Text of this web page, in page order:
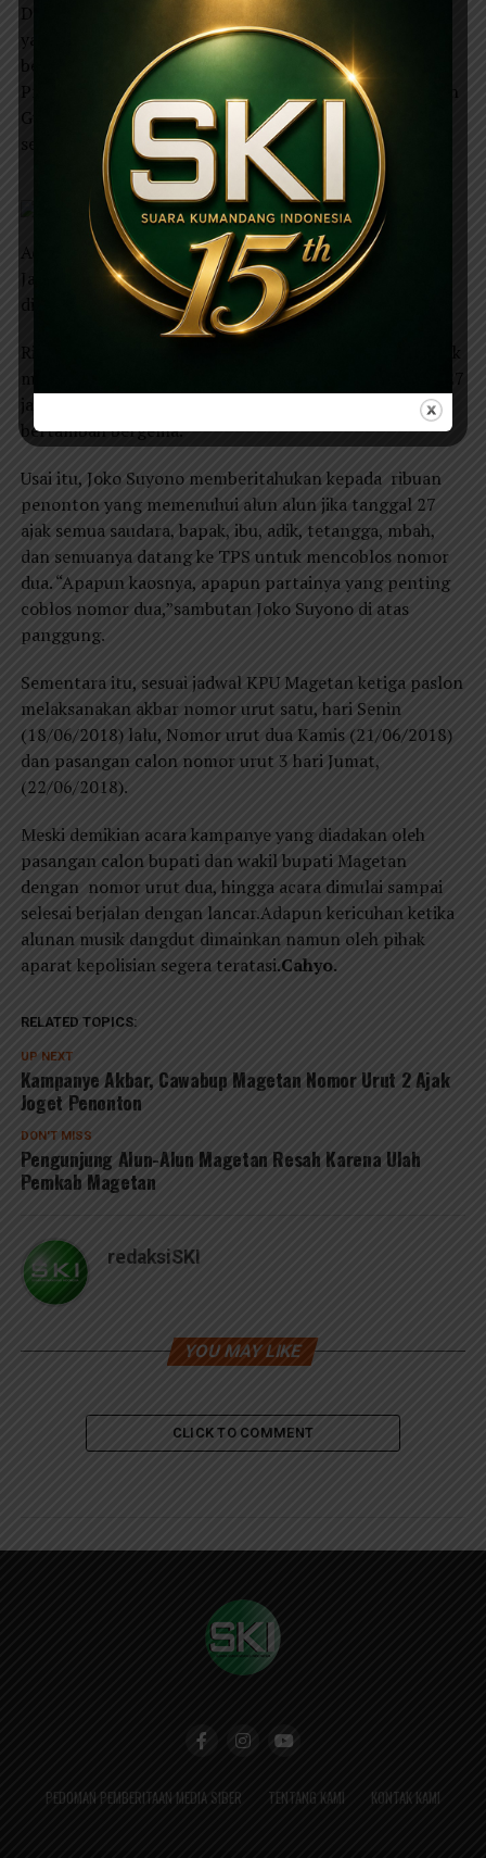
Dalam sambutanya, Gus Amik mengajak ribuan warga
yang memenuhi alun alun Magetan menyuarakan
bersama-sama “Bangun Deso, Bangun Kuto, Noto
Projo”. Seruan ribuan penonton yang menirukan seruan
Gus Amik membuat suasana alun-alun Magetan
semakin meriah.
Acara semakin meriah ketika sembilan artis dangdut
Jawa Timur mulai membawakan lagu dangdut yang
diiringi oleh orkes Melayu Sera.
Ribuan warga yang sedang menonton dengan serentak
menjawab ketika Joko Suyono menyuarakan “Tanggal 27
jangan lupa coblos nomor dua”,suasana alun alun
bertambah bergema.
Usai itu, Joko Suyono memberitahukan kepada ribuan
penonton yang memenuhui alun alun jika tanggal 27
ajak semua saudara, bapak, ibu, adik, tetangga, mbah,
dan semuanya datang ke TPS untuk mencoblos nomor
dua. “Apapun kaosnya, apapun partainya yang penting
coblos nomor dua,”sambutan Joko Suyono di atas
panggung.
Sementara itu, sesuai jadwal KPU Magetan ketiga paslon
melaksanakan akbar nomor urut satu, hari Senin
(18/06/2018) lalu, Nomor urut dua Kamis (21/06/2018)
dan pasangan calon nomor urut 3 hari Jumat,
(22/06/2018).
Meski demikian acara kampanye yang diadakan oleh
pasangan calon bupati dan wakil bupati Magetan
dengan nomor urut dua, hingga acara dimulai sampai
selesai berjalan dengan lancar.Adapun kericuhan ketika
alunan musik dangdut dimainkan namun oleh pihak
aparat kepolisian segera teratasi.Cahyo.
RELATED TOPICS:
UP NEXT
Kampanye Akbar, Cawabup Magetan Nomor Urut 2 Ajak
Joget Penonton
DON'T MISS
Pengunjung Alun-Alun Magetan Resah Karena Ulah
Pemkab Magetan
redaksiSKI
YOU MAY LIKE
CLICK TO COMMENT
PEDOMAN PEMBERITAAN MEDIA SIBER TENTANG KAMI KONTAK KAMI